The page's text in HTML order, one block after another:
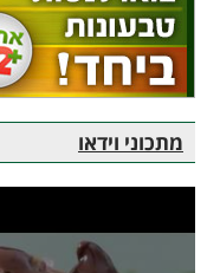
מתכוני וידאו